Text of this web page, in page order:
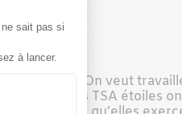
hors pair ! On veut
Les TSA étoiles